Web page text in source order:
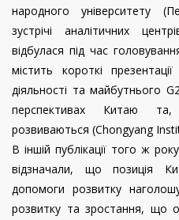
народного університету
зустрічі аналітичних
відбулася під час
містить короткі
діяльності та майбутнього
перспективах Китаю
розвиваються (Chongyang
В іншій публікації того ж
відзначали, що позиція
допомоги розвитку
розвитку та зростання, що